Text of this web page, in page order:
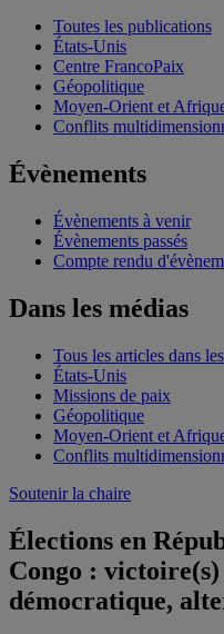
Toutes les publications
États-Unis
Centre FrancoPaix
Géopolitique
Moyen-Orient et
Conflits
Évènements
Évènements à venir
Évènements passés
Compte rendu
Dans les médias
Tous les articles dans
États-Unis
Missions de paix
Géopolitique
Moyen-Orient et
Conflits
Soutenir la chaire
Élections en
Congo :
démocratique,